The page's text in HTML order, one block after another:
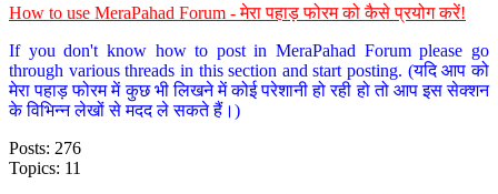
How to use MeraPahad Forum - मेरा पहाड़ फोरम को कैसे प्रयोग करें!
If you don't know how to post in MeraPahad Forum please go
through various threads in this section and start posting. (यदि आप को
मेरा पहाड़ फोरम में कुछ भी लिखने में कोई परेशानी हो रही हो तो आप इस सेक्शन
के विभिन्न लेखों से मदद ले सकते हैं।)
Posts: 276
Topics: 11